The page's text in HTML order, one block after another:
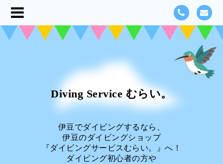
Diving Service むらい。
伊豆でダイビングするなら、
伊豆のダイビングショップ
『ダイビングサービスむらい。』へ！
ダイビング初心者の方や